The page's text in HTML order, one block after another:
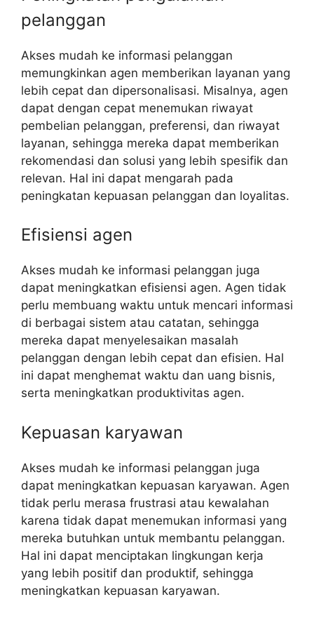
pelanggan
Akses mudah ke informasi pelanggan
memungkinkan agen memberikan layanan yang
lebih cepat dan dipersonalisasi. Misalnya, agen
dapat dengan cepat menemukan riwayat
pembelian pelanggan, preferensi, dan riwayat
layanan, sehingga mereka dapat memberikan
rekomendasi dan solusi yang lebih spesifik dan
relevan. Hal ini dapat mengarah pada
peningkatan kepuasan pelanggan dan loyalitas.
Efisiensi agen
Akses mudah ke informasi pelanggan juga
dapat meningkatkan efisiensi agen. Agen tidak
perlu membuang waktu untuk mencari informasi
di berbagai sistem atau catatan, sehingga
mereka dapat menyelesaikan masalah
pelanggan dengan lebih cepat dan efisien. Hal
ini dapat menghemat waktu dan uang bisnis,
serta meningkatkan produktivitas agen.
Kepuasan karyawan
Akses mudah ke informasi pelanggan juga
dapat meningkatkan kepuasan karyawan. Agen
tidak perlu merasa frustrasi atau kewalahan
karena tidak dapat menemukan informasi yang
mereka butuhkan untuk membantu pelanggan.
Hal ini dapat menciptakan lingkungan kerja
yang lebih positif dan produktif, sehingga
meningkatkan kepuasan karyawan.